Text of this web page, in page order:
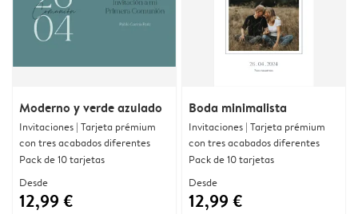
Moderno y verde azulado
Invitaciones | Tarjeta prémium
con tres acabados diferentes
Pack de 10 tarjetas
Desde
12,99 €
Boda minimalista
Invitaciones | Tarjeta prémium
con tres acabados diferentes
Pack de 10 tarjetas
Desde
12,99 €